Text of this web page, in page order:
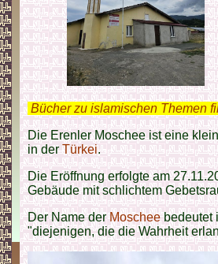
Bücher zu islamischen Themen
Die Erenler Moschee ist eine
in derTürkei.
Die Eröffnung erfolgte am
Gebäude mit schlichtem
Der Name derMoscheebedeutet
"diejenigen, die die Wahrheit